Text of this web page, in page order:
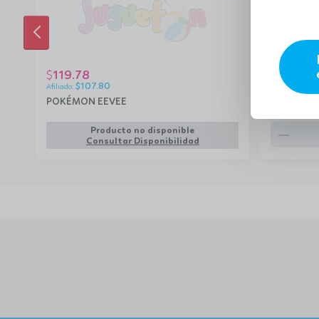
POKÉMON EEVEE
$119.78
$107.80
Producto no disponible
Consultar Disponibilidad
Gabby's
22.33
remove
ANTERIOR